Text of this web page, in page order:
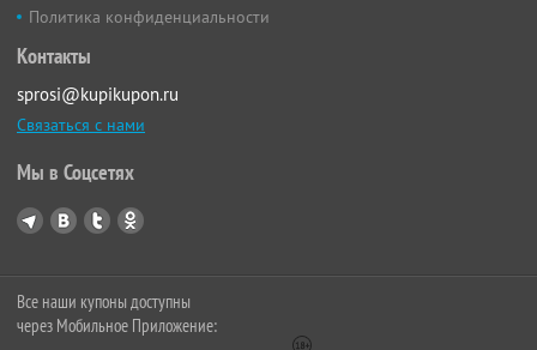
Политика конфиденциальности
Контакты
sprosi@kupikupon.ru
Связаться с нами
Мы в Соцсетях
Все наши купоны доступны
через Мобильное Приложение: